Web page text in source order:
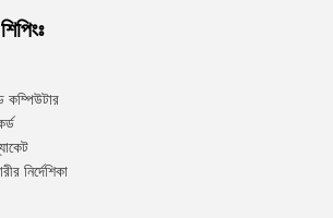
কম্পিউটার
নির্দেশিকা